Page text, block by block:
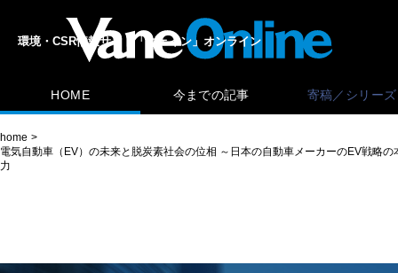
環境・CSR情報サイト「ヴェイン」オンライン
HOME 今までの記事 寄稿／シリーズ
home
電気自動車（EV）の未来と脱炭素社会の位相 ～日本の自動車メーカーのEV戦
力